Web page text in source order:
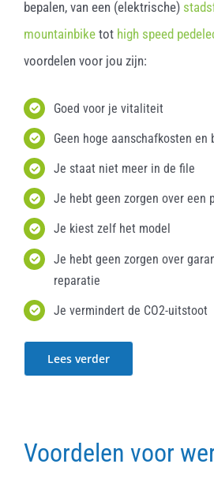
bepalen, van een (elektrische)
mountainbiketot high speed
voordelen voor jou zijn:
Goed voor je vitaliteit
Geen hoge aanschafkosten en
Je staat niet meer in de file
Je hebt geen zorgen over een
Je kiest zelf het model
Je hebt geen zorgen over
reparatie
Je vermindert de CO2-uitstoot
Lees verder
Voordelen voor